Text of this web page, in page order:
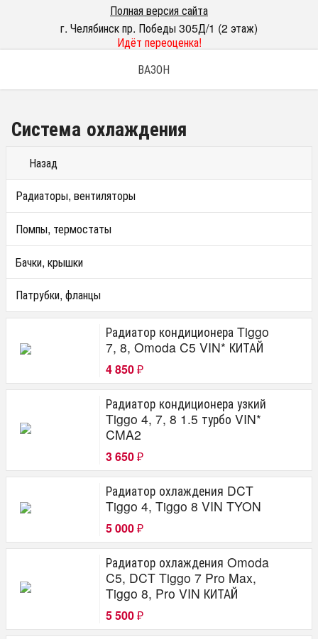
Полная версия сайта
г. Челябинск пр. Победы 305Д/1 (2 этаж)
Идёт переоценка!
ВАЗОН
Система охлаждения
Назад
Радиаторы, вентиляторы
Помпы, термостаты
Бачки, крышки
Патрубки, фланцы
Радиатор кондиционера Tiggo
7, 8, Omoda C5 VIN* КИТАЙ
4 850 ₽
Радиатор кондиционера узкий
Tiggo 4, 7, 8 1.5 турбо VIN*
CMA2
3 650 ₽
Радиатор охлаждения DCT
Tiggo 4, Tiggo 8 VIN TYON
5 000 ₽
Радиатор охлаждения Omoda
C5, DCT Tiggo 7 Pro Max,
Tiggo 8, Pro VIN КИТАЙ
5 500 ₽